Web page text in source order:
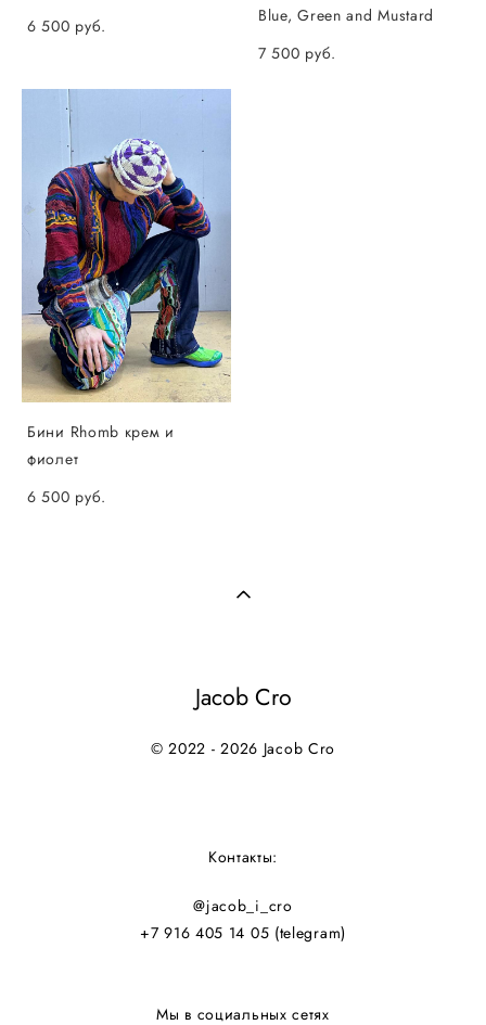
6 500 pуб.
Blue, Green and Mustard
7 500 pуб.
Бини Rhomb крем и
фиолет
6 500 pуб.
Jacob Cro
© 2022 - 2026 Jacob Cro
Контакты:
@jacob_i_cro
+7 916 405 14 05 (telegram)
Мы в социальных сетях